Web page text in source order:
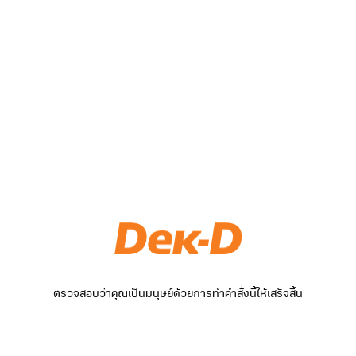
ตรวจสอบว่าคุณเป็นมนุษย์ด้วยการทำคำสั่งนี้ให้เสร็จสิ้น